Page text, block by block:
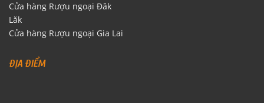
Cửa hàng Rượu ngoại Đăk
Lăk
Cửa hàng Rượu ngoại Gia Lai
ĐỊA ĐIỂM